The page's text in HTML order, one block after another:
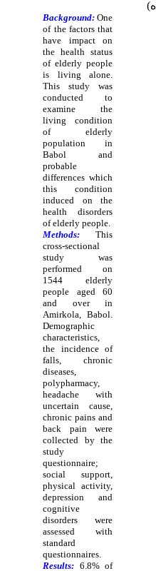
Background:One
of the factors that
have impact on
the health status
of elderly people
is living alone.
This study was
conducted to
examine the
living condition
of elderly
population in
Babol and
probable
differences which
this condition
induced on the
health disorders
of elderly people.
Methods:
This
cross-sectional
study was
performed on
1544 elderly
people aged 60
and over in
Amirkola, Babol.
Demographic
characteristics,
the incidence of
falls, chronic
diseases,
polypharmacy,
headache with
uncertain cause,
chronic pains and
back pain were
collected by the
study
questionnaire;
social support,
physical activity,
depression and
cognitive
disorders were
assessed with
standard
questionnaires.
Results:6.8% of